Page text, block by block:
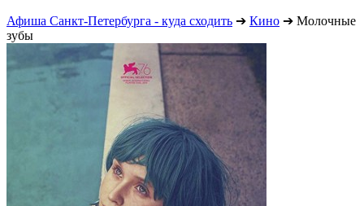
Афиша Санкт-Петербурга - куда сходить ➔ Кино ➔ Молочные
зубы